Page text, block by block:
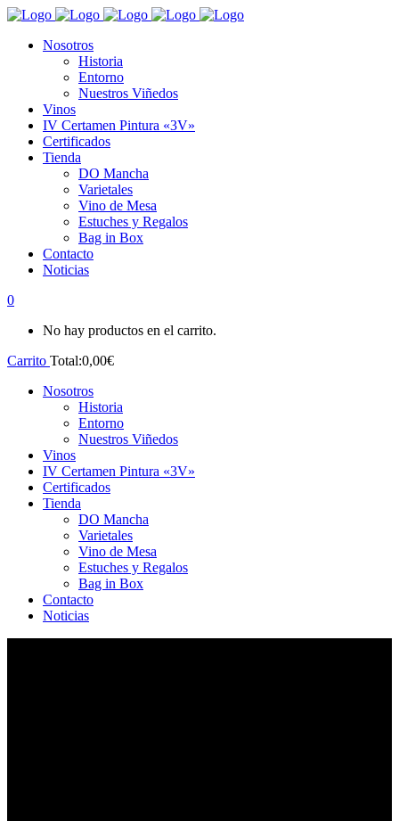
Nosotros
Historia
Entorno
Nuestros Viñedos
Vinos
IV Certamen Pintura «3V»
Certificados
Tienda
DO Mancha
Varietales
Vino de Mesa
Estuches y Regalos
Bag in Box
Contacto
Noticias
0
No hay productos en el carrito.
Carrito Total:0,00€
Nosotros
Historia
Entorno
Nuestros Viñedos
Vinos
IV Certamen Pintura «3V»
Certificados
Tienda
DO Mancha
Varietales
Vino de Mesa
Estuches y Regalos
Bag in Box
Contacto
Noticias